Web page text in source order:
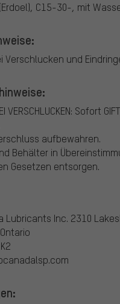
C15-30-, mit
Verschlucken und
VERSCHLUCKEN: Sofort
aufbewahren.
Behälter in
Gesetzen entsorgen.
Lubricants Inc. 2310